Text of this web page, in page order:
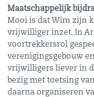
Maatschappelijk
Mooi is dat Wim zijn
vrijwilliger inzet. In
voortrekkersrol
verenigingsgebouw
vrijwilligers liever in
bezig met toetsing
daarna organiseren